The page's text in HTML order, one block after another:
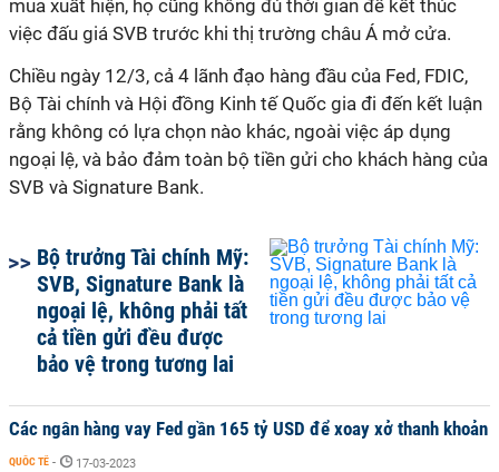
mua xuất hiện, họ cũng không đủ thời gian để kết thúc
việc đấu giá SVB trước khi thị trường châu Á mở cửa.
Chiều ngày 12/3, cả 4 lãnh đạo hàng đầu của Fed, FDIC,
Bộ Tài chính và Hội đồng Kinh tế Quốc gia đi đến kết luận
rằng không có lựa chọn nào khác, ngoài việc áp dụng
ngoại lệ, và bảo đảm toàn bộ tiền gửi cho khách hàng của
SVB và Signature Bank.
Bộ trưởng Tài chính Mỹ:
SVB, Signature Bank là
ngoại lệ, không phải tất
cả tiền gửi đều được
bảo vệ trong tương lai
Các ngân hàng vay Fed gần 165 tỷ USD để xoay xở thanh khoản
QUỐC TẾ - 17-03-2023